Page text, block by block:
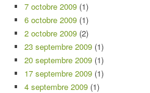
7 octobre 2009 (1)
6 octobre 2009 (1)
2 octobre 2009 (2)
23 septembre 2009 (1)
20 septembre 2009 (1)
17 septembre 2009 (1)
4 septembre 2009 (1)